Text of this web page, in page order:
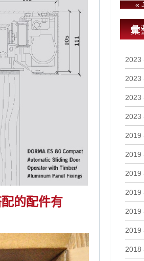
的配件有
«
彙
2023
2023
2023
2023
2019
2019
2019
2019
2019
2019
2018